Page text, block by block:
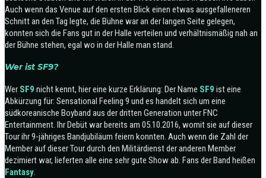
Auch wenn das Venue auf den ersten Blick einen etwas ausgefalleneren
Schnitt an den Tag legte, die Bühne war an der langen Seite gelegen,
konnten sich die Fans gut in der Halle verteilen und verhältnismäßig nah an
der Bühne stehen, egal wo in der Halle man stand.
Wer ist SF9?
Wer SF9 nicht kennt, hier eine kurze Erklärung: Der Name SF9 ist eine
Abkürzung für: Sensational Feeling 9 und es handelt sich um eine
südkoreanische Boyband aus der dritten Generation unter FNC
Entertainment. Ihr Debüt war bereits am 05.10.2016, womit sie auf dieser
Tour ihr 9-jähriges Bandjubiläum feiern konnten. Auch wenn die Zahl der
Member auf dieser Tour durch den Militärdienst der anderen Member
dezimiert war, lieferten alle eine sehr gute Show ab. Fans der Band heißen
Fantasy.